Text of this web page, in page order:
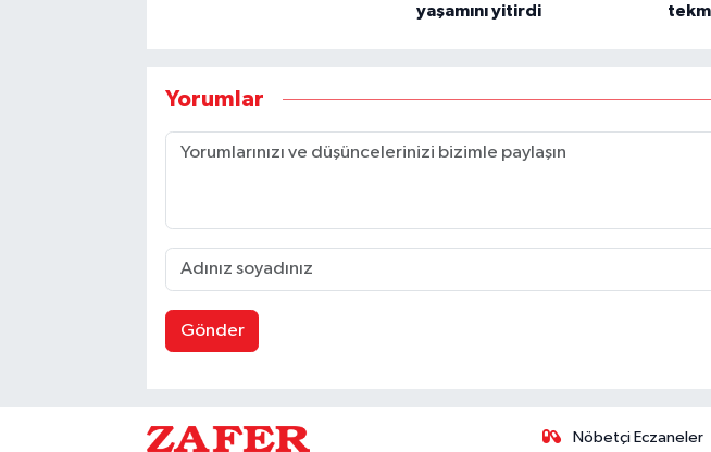
yaşamını yitirdi
Yorumlar
Gönder
Nöbetçi Eczaneler